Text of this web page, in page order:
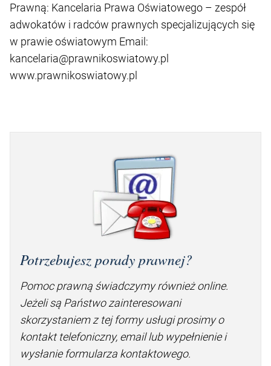
Prawną: Kancelaria Prawa Oświatowego – zespół
adwokatów i radców prawnych specjalizujących się
w prawie oświatowym Email:
kancelaria@prawnikoswiatowy.pl
www.prawnikoswiatowy.pl
Potrzebujesz porady prawnej?
Pomoc prawną świadczymy również online.
Jeżeli są Państwo zainteresowani
skorzystaniem z tej formy usługi prosimy o
kontakt telefoniczny, email lub wypełnienie i
wysłanie formularza kontaktowego.